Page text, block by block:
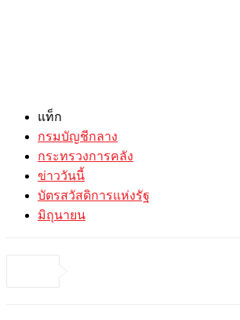
แท็ก
กรมบัญชีกลาง
กระทรวงการคลัง
ข่าววันนี้
บัตรสวัสดิการแห่งรัฐ
มิถุนายน